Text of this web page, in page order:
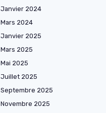
Janvier 2024
Mars 2024
Janvier 2025
Mars 2025
Mai 2025
Juillet 2025
Septembre 2025
Novembre 2025